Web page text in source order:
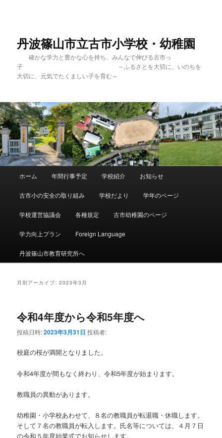
動
丹波篠山市立古市小学校・幼稚園
確かな学力と豊かな心を持ち、みんなで伸びる古市っ
子 ～ふるさとを大切に、いのちを
大切に、元気でたくましい子を育む～
ホーム 年間行事予定 学校紹介 お知らせ
古市小の安全の取り組み 学校だより 学年のページ
学校運営協議会 各種規定 古市幼稚園のページ
学力向上プラン Foreign Language
丹波篠山市教育研究所へ
月別アーカイブ:2023年3月
令和4年度から令和5年度へ
投稿日時:2023年3月31日 投稿者:
校庭の桜が満開となりました。
令和4年度が間もなく終わり、令和5年度が始まります。
教職員の異動があります。
幼稚園・小学校あわせて、８名の教職員が転退職・休職します。
そして７名の教職員が転入します。氏名等については、４月７日
の令和５年度始業式でお知らせします。